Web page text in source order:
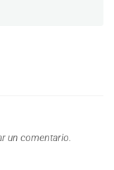
un comentario.